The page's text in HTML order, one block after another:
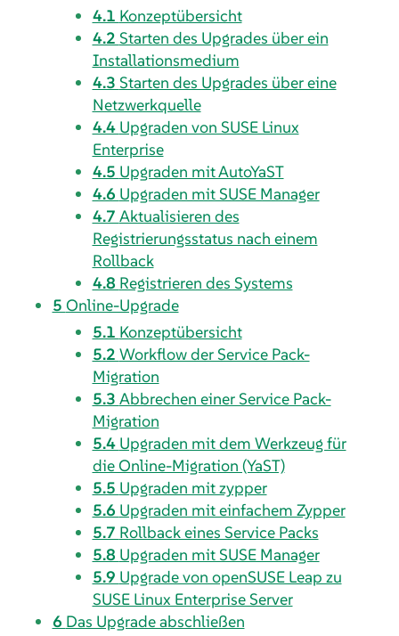
4.1 Konzeptübersicht
4.2 Starten des Upgrades über ein
Installationsmedium
4.3 Starten des Upgrades über eine
Netzwerkquelle
4.4 Upgraden von SUSE Linux
Enterprise
4.5 Upgraden mit AutoYaST
4.6 Upgraden mit SUSE Manager
4.7 Aktualisieren des
Registrierungsstatus nach einem
Rollback
4.8 Registrieren des Systems
5 Online-Upgrade
5.1 Konzeptübersicht
5.2 Workflow der Service Pack-
Migration
5.3 Abbrechen einer Service Pack-
Migration
5.4 Upgraden mit dem Werkzeug für
die Online-Migration (YaST)
5.5 Upgraden mit zypper
5.6 Upgraden mit einfachem Zypper
5.7 Rollback eines Service Packs
5.8 Upgraden mit SUSE Manager
5.9 Upgrade von openSUSE Leap zu
SUSE Linux Enterprise Server
6 Das Upgrade abschließen